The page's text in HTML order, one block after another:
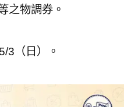
之物調券。
3（日）。